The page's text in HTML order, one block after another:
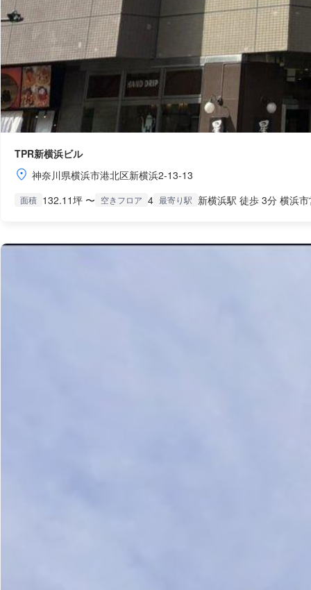
TPR新横浜ビル
神奈川県横浜市港北区新横浜2-13-13
面積 132.11坪 〜 空きフロア 4 最寄り駅 新横浜駅 徒歩 3分 横浜